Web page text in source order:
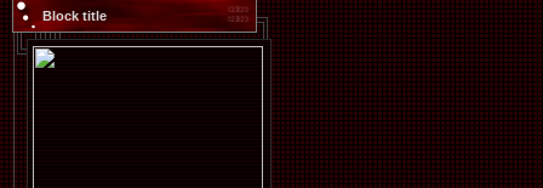
Block title